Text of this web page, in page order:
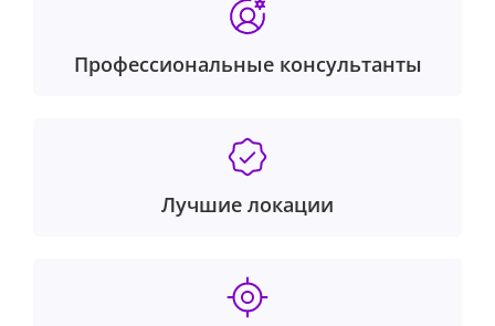
Профессиональные консультанты
Лучшие локации